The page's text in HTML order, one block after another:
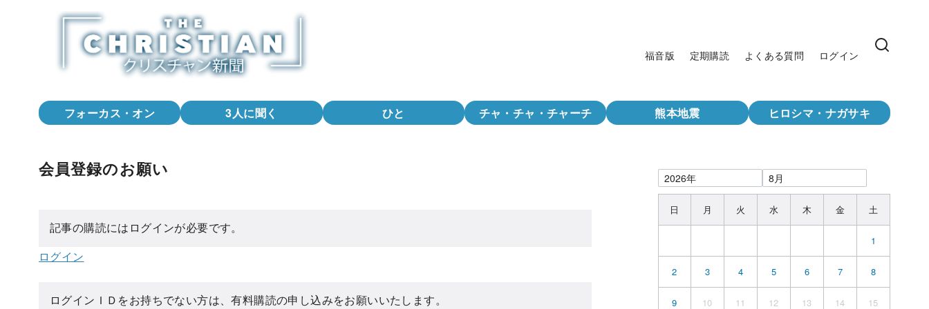
福音版 定期購読 よくある質問 ログイン
フォーカス・オン 3人に聞く ひと チャ・チャ・チャーチ 熊本地震 ヒロシマ・ナガサキ
会員登録のお願い
記事の購読にはログインが必要です。
ログイン
ログインＩＤをお持ちでない方は、有料購読の申し込みをお願いいたします。
日 月 火 水 木 金 土
1
2 3 4 5 6 7 8
9 10 11 12 13 14 15